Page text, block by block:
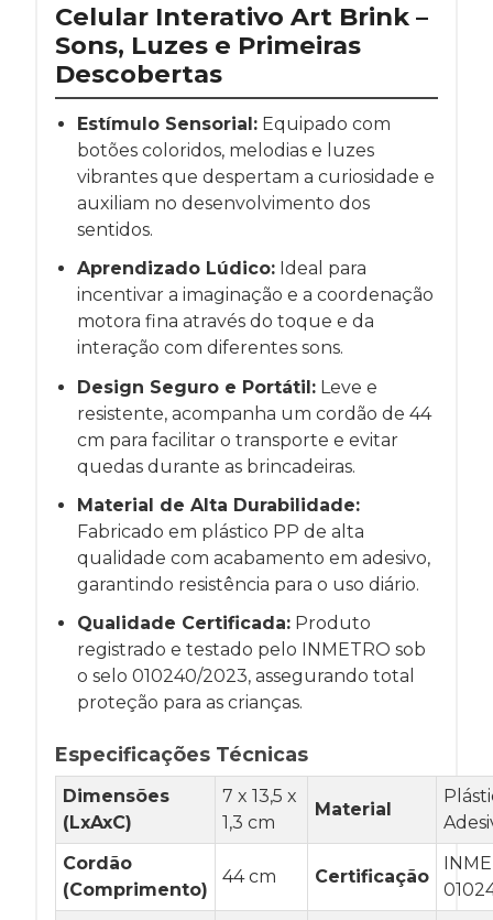
Celular Interativo Art Brink –
Sons, Luzes e Primeiras
Descobertas
Estímulo Sensorial: Equipado com
botões coloridos, melodias e luzes
vibrantes que despertam a curiosidade e
auxiliam no desenvolvimento dos
sentidos.
Aprendizado Lúdico: Ideal para
incentivar a imaginação e a coordenação
motora fina através do toque e da
interação com diferentes sons.
Design Seguro e Portátil: Leve e
resistente, acompanha um cordão de 44
cm para facilitar o transporte e evitar
quedas durante as brincadeiras.
Material de Alta Durabilidade:
Fabricado em plástico PP de alta
qualidade com acabamento em adesivo,
garantindo resistência para o uso diário.
Qualidade Certificada: Produto
registrado e testado pelo INMETRO sob
o selo 010240/2023, assegurando total
proteção para as crianças.
Especificações Técnicas
Dimensões
(LxAxC)
7 x 13,5 x
1,3 cm
Material
Cordão
(Comprimento)
44 cm Certificação